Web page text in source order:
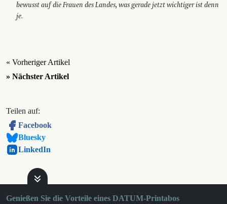
bewusst auf die Frauen des Landes, was gerade jetzt wichtiger ist denn
je.
« Vorheriger Artikel
» Nächster Artikel
Teilen auf:
Facebook
Bluesky
LinkedIn
Genießen Sie die Vorteile eines DATUM-Printabos